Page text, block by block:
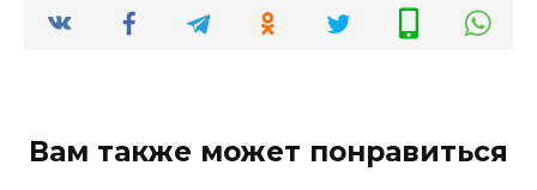
Вам также может понравиться